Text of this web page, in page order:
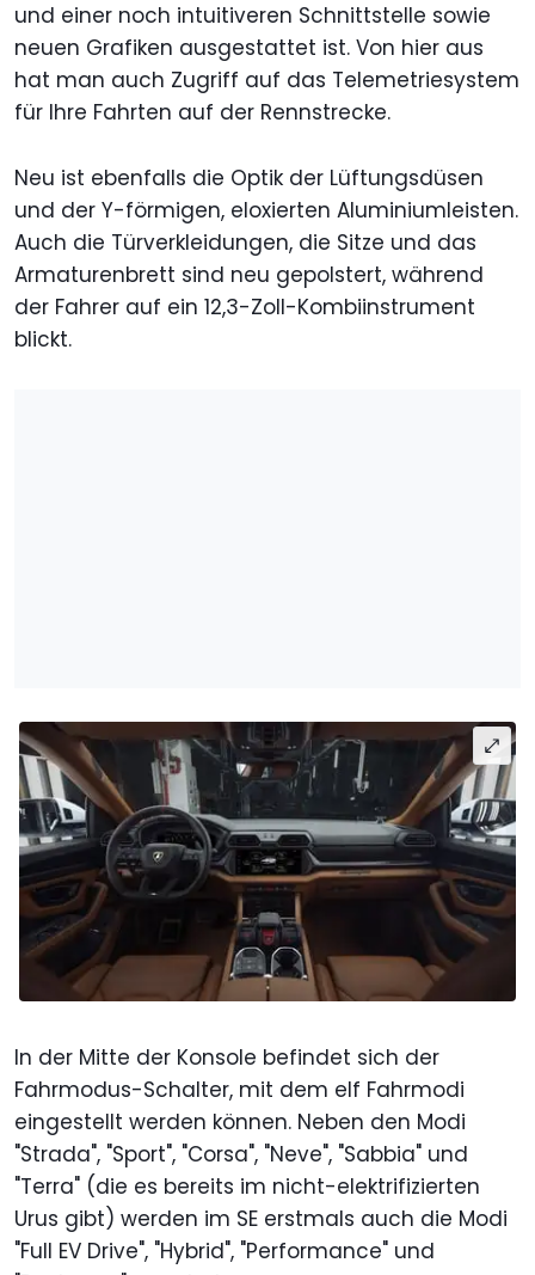
und einer noch intuitiveren Schnittstelle sowie
neuen Grafiken ausgestattet ist. Von hier aus
hat man auch Zugriff auf das Telemetriesystem
für Ihre Fahrten auf der Rennstrecke.
Neu ist ebenfalls die Optik der Lüftungsdüsen
und der Y-förmigen, eloxierten Aluminiumleisten.
Auch die Türverkleidungen, die Sitze und das
Armaturenbrett sind neu gepolstert, während
der Fahrer auf ein 12,3-Zoll-Kombiinstrument
blickt.
In der Mitte der Konsole befindet sich der
Fahrmodus-Schalter, mit dem elf Fahrmodi
eingestellt werden können. Neben den Modi
"Strada", "Sport", "Corsa", "Neve", "Sabbia" und
"Terra" (die es bereits im nicht-elektrifizierten
Urus gibt) werden im SE erstmals auch die Modi
"Full EV Drive", "Hybrid", "Performance" und